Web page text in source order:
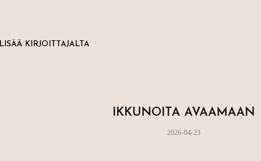
LISÄÄ KIRJOITTAJALTA
IKKUNOITA AVAAMAAN
2026-04-23